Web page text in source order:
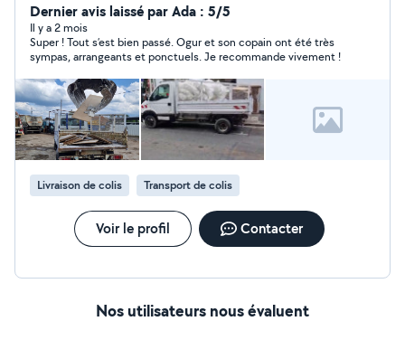
Livraison de canapé de cuisine matériaux (bois, sable,
gravier, compost, etc.) Débarras de caves, greniers,
garages, jardins Évacuation déchets verts ou gravats,
vers la déchetterie Aide aux artisans pour transport de
matériel de chantier Service rapide, soigné et
professionnel Disponible 7j/7, horaires flexibles Zone :
Ile-de-france
Dernier avis laissé par Ada : 5/5
Il y a 2 mois
Super ! Tout s’est bien passé. Ogur et son copain ont été très
sympas, arrangeants et ponctuels. Je recommande vivement !
Livraison de colis Transport de colis
Voir le profil Contacter
Nos utilisateurs nous évaluent